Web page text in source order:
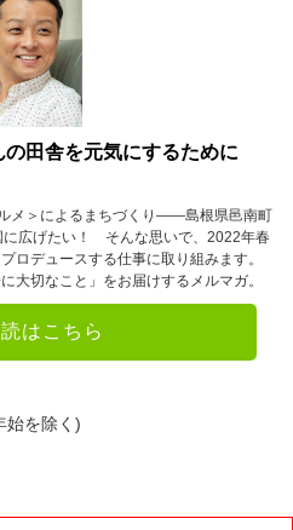
田舎を元気にするために
メ＞によるまちづくり——島根県邑南町
に広げたい！ そんな思いで、2022年春
ロデュースする仕事に取り組みます。
大切なこと」をお届けするメルマガ。
はこちら
始を除く)